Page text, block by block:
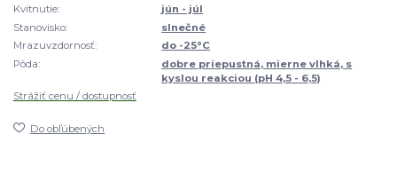
Kvitnutie:
jún - júl
Stanovisko:
slnečné
Mrazuvzdornosť:
do -25°C
Pôda:
dobre priepustná, mierne vlhká, s
kyslou reakciou (pH 4,5 - 6,5)
Strážiť cenu / dostupnosť
Do obľúbených